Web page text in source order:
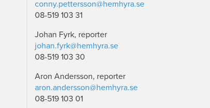
conny.pettersson@hemhyra.se
08-519 103 31
Johan Fyrk, reporter
johan.fyrk@hemhyra.se
08-519 103 30
Aron Andersson, reporter
aron.andersson@hemhyra.se
08-519 103 01